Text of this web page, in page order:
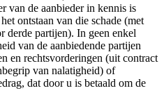
van de aanbieder in kennis is
ontstaan van die schade (met
derde partijen). In geen enkel
van de aanbiedende partijen
en rechtsvorderingen (uit contract
van nalatigheid) of
dat door u is betaald om de